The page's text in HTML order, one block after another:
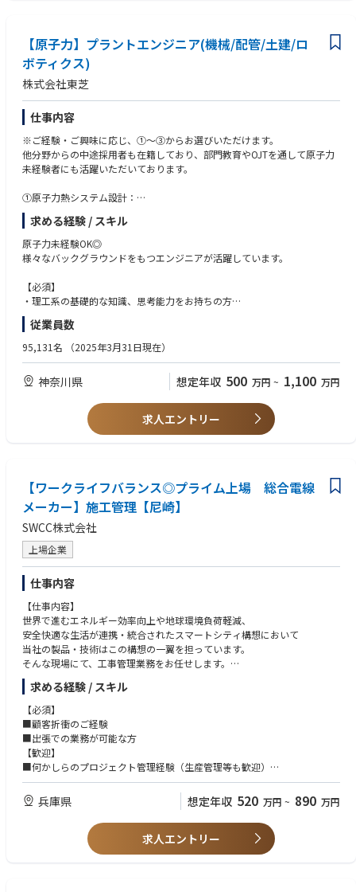
うな大きな現場を管理いただけます。
・決して機械やAIに置き換えることのできない、人の手による工事
に携わり、
完工時には発注者や設備管理者から直接感謝を伝えてもらえること
も、やりがいにつながる大きな魅力の一つです。
配管や大型ポンプなど他部門の設備についても構造強度評価技術を駆使
し、条件設定や解析による詳細評価を担うこともございます。
・建屋及び大型機器の地震応答解析モデル作成
・各設備に対する耐震評価用地震力の算定
・各設備の構造強度評価手法の開発、条件設定や解析による詳細評価
(例：溶接部の残留応力解析、配管・機器等の詳細応答解析)
・衝撃振動を受ける設備に対する評価条件の算定
(例：衝突を受ける建屋等の衝撃振動解析)
・大型機器、構造物の加振試験及び関連するシミュレーション解析
■ポジションの魅力
「原子力プラント設計」における建築設計では、意匠、構造、法規等の建
築担当業務を進めながら、メーカーが担当する安全、機電設計とゼネコン
が担当する土木・建築の詳細設計との橋渡し役も担い、多数のステークホ
ルダーの中でも中心的な存在です。
示された原子力プラントの既設炉最大活用／早期再稼働や新規建設におい
て、中心的な役割を果たします。
弊部では、技術領域として配置・建築、配管・弁設計、耐震設計、CAE技
術を有しており、高いプロジェクト遂行能力、リーダーシップをベースに
原子力プラントの再稼働、新規建設を目指し、関連部門と連携しながらプ
ロジェクトを推進しております。
【参考】
https://www.global.toshiba/jp/products-solutions/nuclearenergy/abou
NASTRAN、SHAKE、Super FLUSH、TDAPⅢ、ANSYS、Abaqus、LS-DYNA
等
【原子力】プラントエンジニア(機械/配管/土建/ロ
ボティクス)
株式会社東芝
仕事内容
※ご経験・ご興味に応じ、①～③からお選びいただけます。
他分野からの中途採用者も在籍しており、部門教育やOJTを通して原子力
未経験者にも活躍いただいております。
①原子力熱システム設計：
国内原子力発電所のタービンシステムと非常用発電システムの設計、シス
テムを構成する機器の設計・調達および技術開発を統括する部門です。
建設プラントの基本計画から、設備納入後のメンテナンスまでの技術を統
括します。
・ディーゼル発電(DG)/ガスタービン発電(GTG)システム設計
・燃料輸送貯蔵システム設計
②原子力プラント設計：
グリーントランスフォーメーション実行会議で一定の方向性が示された原
子力プラント新設に当たって、実際のプラントづくりで中心的な役割を果
技術領域として配置・建築、配管・弁設計、耐震設計、CAE技術をベース
メンバーが原子力プラントの再稼働を目指して関連部門を統率しながらプ
ロジェクトを推進しております。
用されている中で、ご自身の理想や考えを形にして次の時代の基盤構築に
携わる事が出来ます。
(*)CPS：Cyber Physical System
・配置・建築設計、配管設計、耐震設計
・福島第一原子力発電所燃料デブリ取出しに向けた、配置・建築設計
※福島第一原子力発電所燃料デブリを安全に取り出すための工法検討に配
置・建築・土木技術の観点から関わり、全体とりまとめ・プロジェクト推
進を行います。
・原子力発電プラント空間設計に関わるCAD/CAEシステム開発
（3D-CAD/レーザースキャンを活用したプラント設計CAE、プラントデー
タを用いたCPSビジネス創出、各種画像処理技術）
※原子力関連施設特有の要求事項、構造とプラントシステム成立性と経済
合理性を両立させる等の対立要求の課題を解決し、プラントを仕上る他、
コンセプトの発想・立案から詳細設計、運開後、廃炉に至るまで幅広い技
術に触れてご自身のアイデアを形にする中でキャリアを形成可能です。
③原子力機械システム設計：
福島復興対応をはじめ、カーボンニュートラル達成のための原子力発電の
稼働など幅広い分野で機械システム全体の構想を検討する上流設計を担
い、顧客の期待を超える価値を提供しています。柔軟な思考が生かせる分
野です。
・空調・火災防護システム、燃料貯蔵・輸送・取扱いシステム、遠隔技
術・ロボティクス技術
・福島第一原子力発電所の燃料取出し・燃料デブリ取出しに向けた遠隔技
術・ロボティクス技術
求める経験 / スキル
原子力未経験OK◎
様々なバックグラウンドをもつエンジニアが活躍しています。
【必須】
・理工系の基礎的な知識、思考能力をお持ちの方
(原子力、機械工学、物理、金属/材料、電気・電子、制御、情報、ソフト
ウェア、土木、建築工学等)
・現職も含め1社につき5年以上のエンジニアリング経験をお持ちの方
【尚可】
・発電プラント設備に関する業務経験のある方
・コミュニケーション能力に優れ、リーダーシップを発揮できる方
・交渉力やチームをまとめ上げることに意欲があり、プロジェクト管理を
主導することに興味がある方
・ソフトウェアだけでなく、現場の作業にも興味のある方
・学会・研究会等での発表経験、国際会議での発表、論文投稿の経験をお
持ちの方
・3DCAD、データベースの運用・開発の経験、プログラミング(C++、C
#、Visual Basic)等の経験をお持ちの方
・英語力を活かして活躍したい方
従業員数
95,131名 （2025年3月31日現在）
神奈川県 想定年収 500 万円 ~ 1,100 万円
求人エントリー
【ワークライフバランス◎プライム上場 総合電線
メーカー】施工管理【尼崎】
SWCC株式会社
上場企業
仕事内容
【仕事内容】
世界で進むエネルギー効率向上や地球環境負荷軽減、
安全快適な生活が連携・統合されたスマートシティ構想において
当社の製品・技術はこの構想の一翼を担っています。
そんな現場にて、工事管理業務をお任せします。
電力会社の発電所や変電所等を中心に電力ケーブルと、
その関連部品の据付工事管理業務を担当します。
入社初年度は副現場担当者として1年程度、先輩社員に同行して業務習得
を行います。
協力会社4～5名に指示を出し、プロジェクトが円滑に進むよう調整・管理
を行うポジションです。
【仕事内容詳細】
地中層ケーブル（地下に埋める手のひらサイズの強い電気を運ぶケーブ
ル）を設置する工事の管理業務。
求める経験 / スキル
【必須】
■顧客折衝のご経験
■出張での業務が可能な方
【歓迎】
■何かしらのプロジェクト管理経験（生産管理等も歓迎）
※電力インフラ工事管理のご経験をお持ちの方は大歓迎
【こんな方にオススメ】
働き方を改善して、従業員を大切にする会社で長期的に腰を据えて働きた
いと考えている方。
兵庫県 想定年収 520 万円 ~ 890 万円
求人エントリー